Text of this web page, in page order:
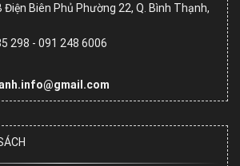
Biên Phủ Phường 22, Q. Bình Thạnh,
298 - 091 248 6006